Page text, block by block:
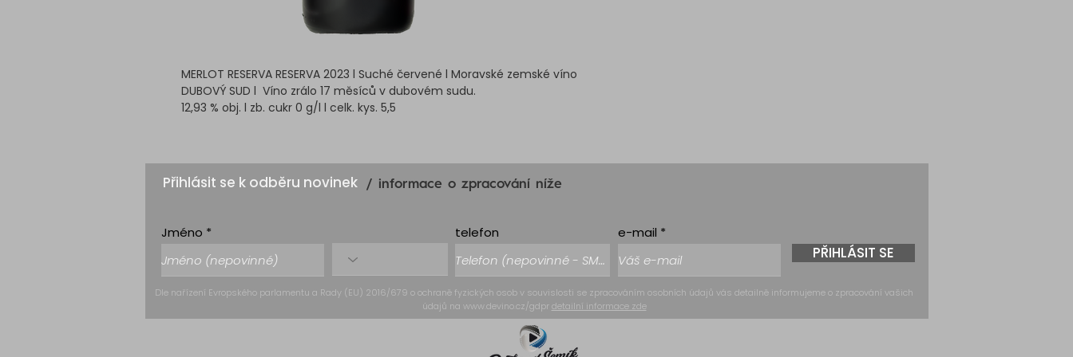
MERLOT RESERVA RESERVA 2023 l Suché červené l Moravské zemské víno
DUBOVÝ SUD l Víno zrálo 17 měsíců v dubovém sudu.
12,93 % obj. l zb. cukr 0 g/l l celk. kys. 5,5
Dle nařízení Evropského parlamentu a Rady (EU) 2016/679 o ochraně fyzických osob v souvislosti se zpracováním osobních údajů vás detailně informujeme o zpracování vašich
údajů na www.devino.cz/gdprdetailní informace zde
Přihlásit se k odběru novinek / informace o zpracování níže
Jméno telefon e-mail
PŘIHLÁSIT SE